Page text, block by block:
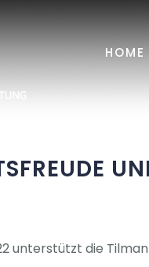
HOME
unterstützt die